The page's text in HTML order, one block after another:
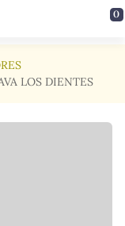
0
LOS DIENTES